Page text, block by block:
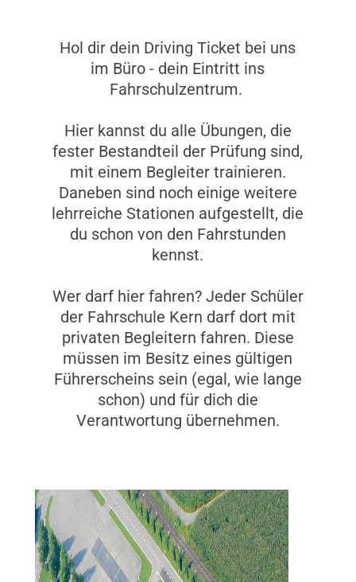
Hol dir dein Driving Ticket bei uns
im Büro - dein Eintritt ins
Fahrschulzentrum.
Hier kannst du alle Übungen, die
fester Bestandteil der Prüfung sind,
mit einem Begleiter trainieren.
Daneben sind noch einige weitere
lehrreiche Stationen aufgestellt, die
du schon von den Fahrstunden
kennst.
Wer darf hier fahren? Jeder Schüler
der Fahrschule Kern darf dort mit
privaten Begleitern fahren. Diese
müssen im Besitz eines gültigen
Führerscheins sein (egal, wie lange
schon) und für dich die
Verantwortung übernehmen.